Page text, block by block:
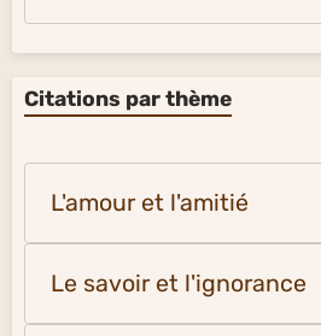
Citations par thème
L'amour et l'amitié
Le savoir et l'ignorance